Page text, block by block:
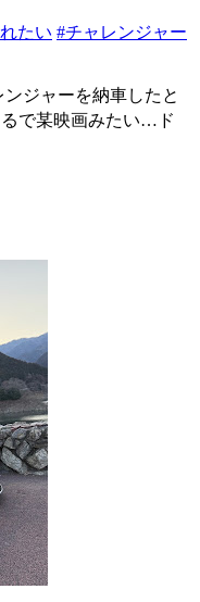
たい #チャレンジャー
ジャーを納車したと
で某映画みたい…ド